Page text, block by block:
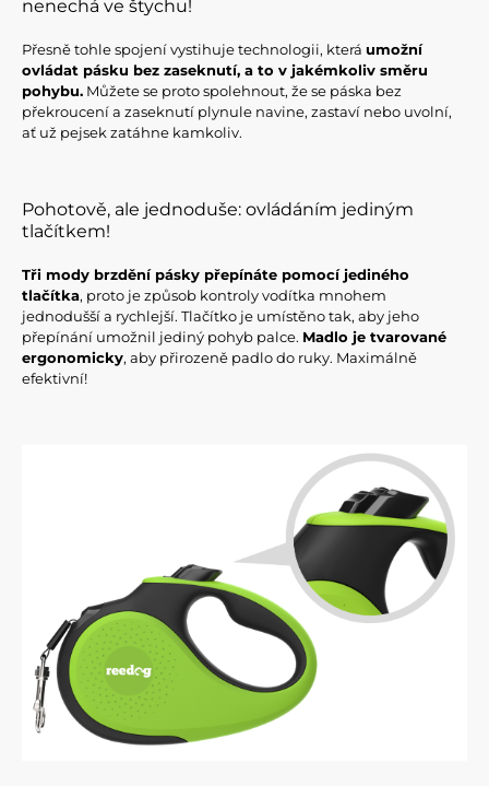
nenechá ve štychu!
Přesně tohle spojení vystihuje technologii, která umožní
ovládat pásku bez zaseknutí, a to v jakémkoliv směru
pohybu. Můžete se proto spolehnout, že se páska bez
překroucení a zaseknutí plynule navine, zastaví nebo uvolní,
ať už pejsek zatáhne kamkoliv.
Pohotově, ale jednoduše: ovládáním jediným
tlačítkem!
Tři mody brzdění pásky přepínáte pomocí jediného
tlačítka, proto je způsob kontroly vodítka mnohem
jednodušší a rychlejší. Tlačítko je umístěno tak, aby jeho
přepínání umožnil jediný pohyb palce. Madlo je tvarované
ergonomicky, aby přirozeně padlo do ruky. Maximálně
efektivní!